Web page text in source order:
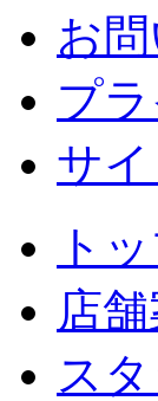
お
プ
サ
ト
店
ス